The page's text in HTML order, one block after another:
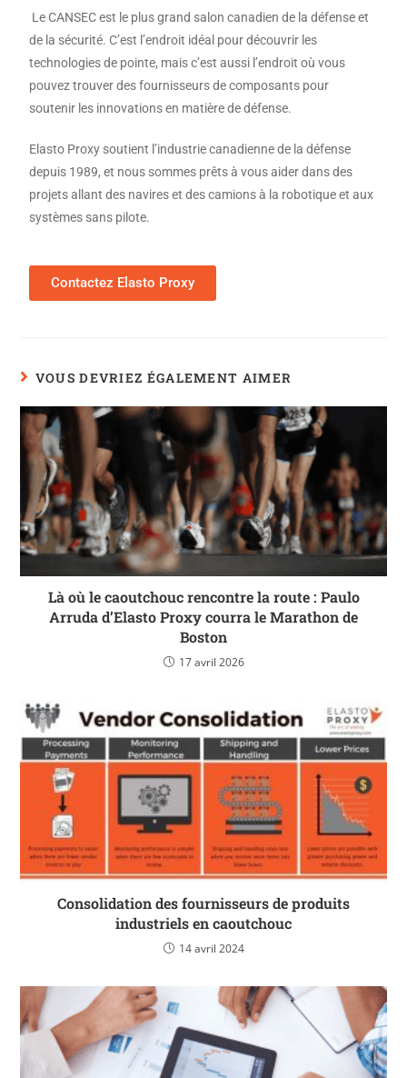
Le CANSEC est le plus grand salon canadien de la défense et
de la sécurité. C’est l’endroit idéal pour découvrir les
technologies de pointe, mais c’est aussi l’endroit où vous
pouvez trouver des fournisseurs de composants pour
soutenir les innovations en matière de défense.
Elasto Proxy soutient l’industrie canadienne de la défense
depuis 1989, et nous sommes prêts à vous aider dans des
projets allant des navires et des camions à la robotique et aux
systèmes sans pilote.
Contactez Elasto Proxy
VOUS DEVRIEZ ÉGALEMENT AIMER
Là où le caoutchouc rencontre la route : Paulo
Arruda d’Elasto Proxy courra le Marathon de
Boston
17 avril 2026
Consolidation des fournisseurs de produits
industriels en caoutchouc
14 avril 2024